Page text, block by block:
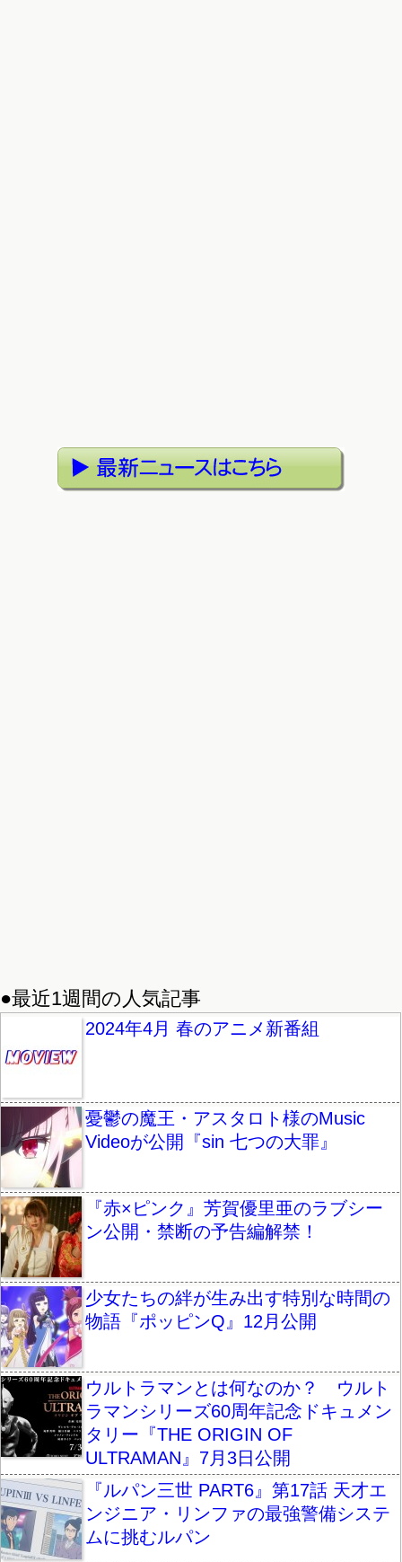
●最近1週間の人気記事
2024年4月 春のアニメ新番組
憂鬱の魔王・アスタロト様のMusic
Videoが公開『sin 七つの大罪』
『赤×ピンク』芳賀優里亜のラブシー
ン公開・禁断の予告編解禁！
少女たちの絆が生み出す特別な時間の
物語『ポッピンQ』12月公開
ウルトラマンとは何なのか？ ウルト
ラマンシリーズ60周年記念ドキュメン
タリー『THE ORIGIN OF
ULTRAMAN』7月3日公開
『ルパン三世 PART6』第17話 天才エ
ンジニア・リンファの最強警備システ
ムに挑むルパン